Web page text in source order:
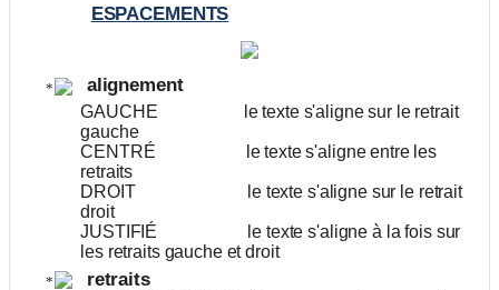
ESPACEMENTS
alignement
GAUCHE
le texte s'aligne sur le retrait
gauche
CENTRÉ
le texte s'aligne entre les
retraits
DROIT
le texte s'aligne sur le retrait
droit
JUSTIFIÉ
le texte s'aligne à la fois sur
les retraits gauche et droit
retraits